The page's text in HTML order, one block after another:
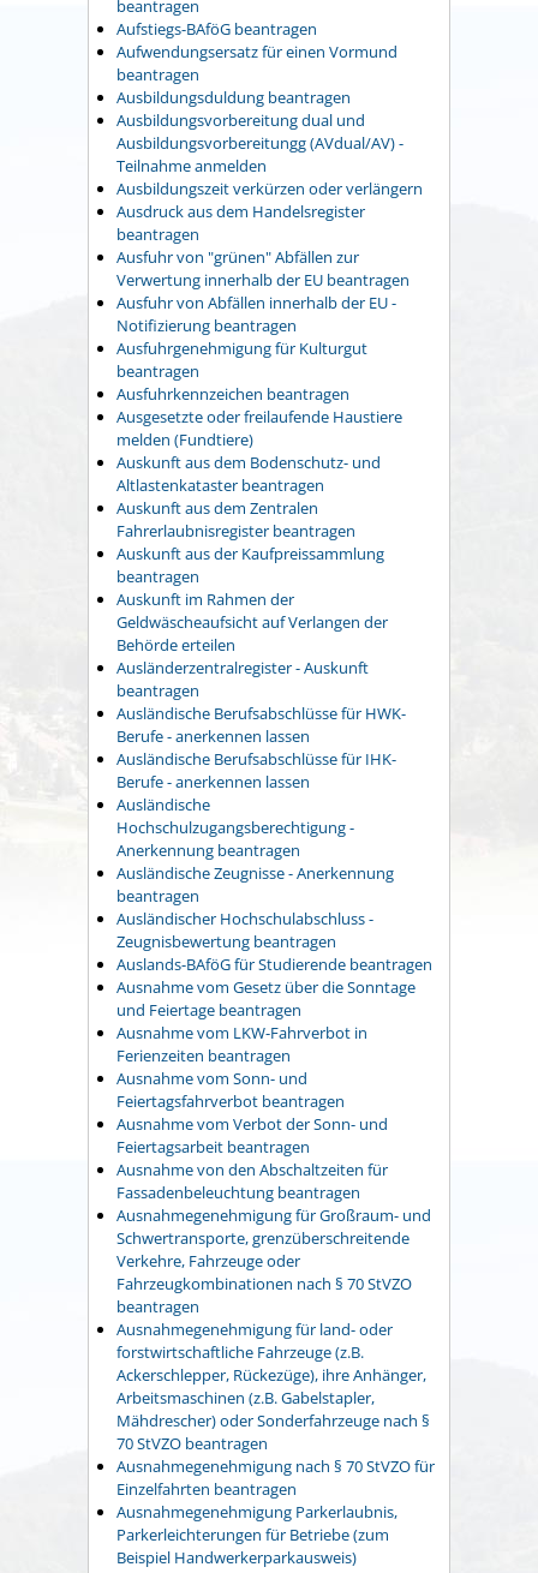
beantragen
Aufstiegs-BAföG beantragen
Aufwendungsersatz für einen Vormund
beantragen
Ausbildungsduldung beantragen
Ausbildungsvorbereitung dual und
Ausbildungsvorbereitungg (AVdual/AV) -
Teilnahme anmelden
Ausbildungszeit verkürzen oder verlängern
Ausdruck aus dem Handelsregister
beantragen
Ausfuhr von "grünen" Abfällen zur
Verwertung innerhalb der EU beantragen
Ausfuhr von Abfällen innerhalb der EU -
Notifizierung beantragen
Ausfuhrgenehmigung für Kulturgut
beantragen
Ausfuhrkennzeichen beantragen
Ausgesetzte oder freilaufende Haustiere
melden (Fundtiere)
Auskunft aus dem Bodenschutz- und
Altlastenkataster beantragen
Auskunft aus dem Zentralen
Fahrerlaubnisregister beantragen
Auskunft aus der Kaufpreissammlung
beantragen
Auskunft im Rahmen der
Geldwäscheaufsicht auf Verlangen der
Behörde erteilen
Ausländerzentralregister - Auskunft
beantragen
Ausländische Berufsabschlüsse für HWK-
Berufe - anerkennen lassen
Ausländische Berufsabschlüsse für IHK-
Berufe - anerkennen lassen
Ausländische
Hochschulzugangsberechtigung -
Anerkennung beantragen
Ausländische Zeugnisse - Anerkennung
beantragen
Ausländischer Hochschulabschluss -
Zeugnisbewertung beantragen
Auslands-BAföG für Studierende beantragen
Ausnahme vom Gesetz über die Sonntage
und Feiertage beantragen
Ausnahme vom LKW-Fahrverbot in
Ferienzeiten beantragen
Ausnahme vom Sonn- und
Feiertagsfahrverbot beantragen
Ausnahme vom Verbot der Sonn- und
Feiertagsarbeit beantragen
Ausnahme von den Abschaltzeiten für
Fassadenbeleuchtung beantragen
Ausnahmegenehmigung für Großraum- und
Schwertransporte, grenzüberschreitende
Verkehre, Fahrzeuge oder
Fahrzeugkombinationen nach § 70 StVZO
beantragen
Ausnahmegenehmigung für land- oder
forstwirtschaftliche Fahrzeuge (z.B.
Ackerschlepper, Rückezüge), ihre Anhänger,
Arbeitsmaschinen (z.B. Gabelstapler,
Mähdrescher) oder Sonderfahrzeuge nach §
70 StVZO beantragen
Ausnahmegenehmigung nach § 70 StVZO für
Einzelfahrten beantragen
Ausnahmegenehmigung Parkerlaubnis,
Parkerleichterungen für Betriebe (zum
Beispiel Handwerkerparkausweis)